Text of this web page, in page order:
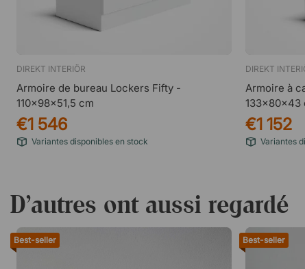
DIREKT INTERIÖR
Armoire de bureau Lockers Fifty -
110x98x51,5 cm
€1 546
Variantes disponibles en stock
DIREKT
Armoire à
133x80x43
€1 152
Variantes
D’autres ont aussi regardé
Best-seller Best-seller